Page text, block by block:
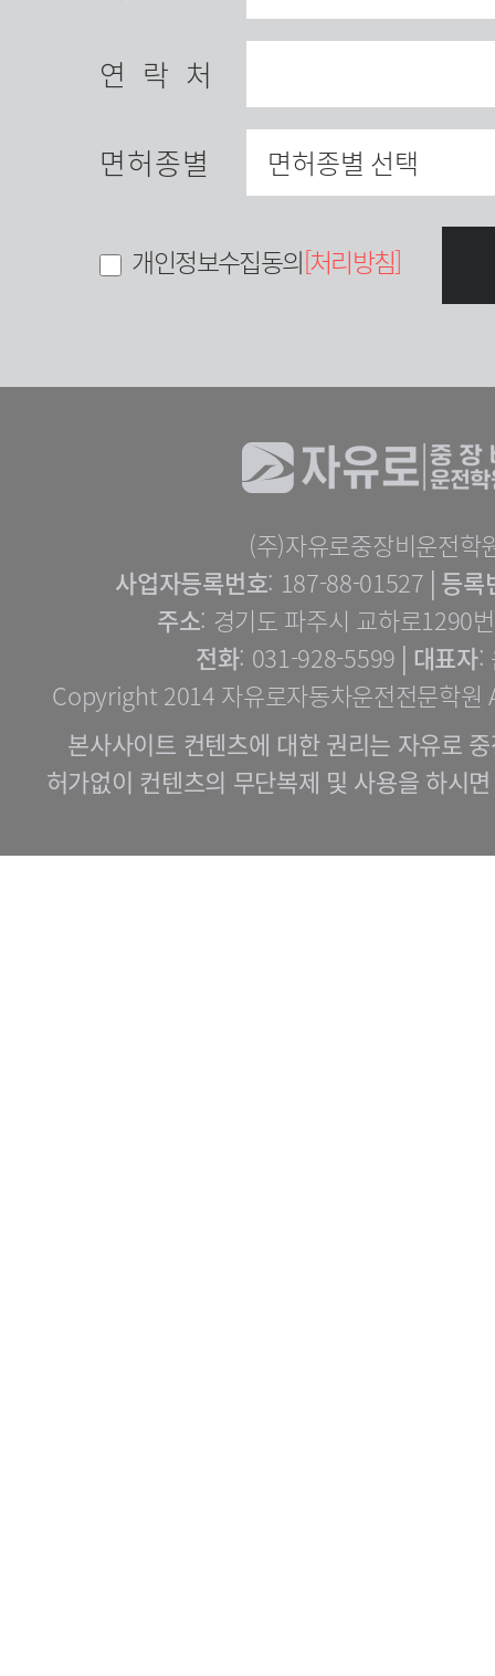
연락처
면허종별
개인정보수집동의[처리방침]
(주)자유로중장비운전학
사업자등록번호: 187-88-01527│ 등록
주소: 경기도 파주시 교하로1290
전화: 031-928-5599│ 대표자:
Copyright 2014 자유로자동차운전전문학
본사사이트 컨텐츠에 대한 권리는 자유로
허가없이 컨텐츠의 무단복제 및 사용을 하시